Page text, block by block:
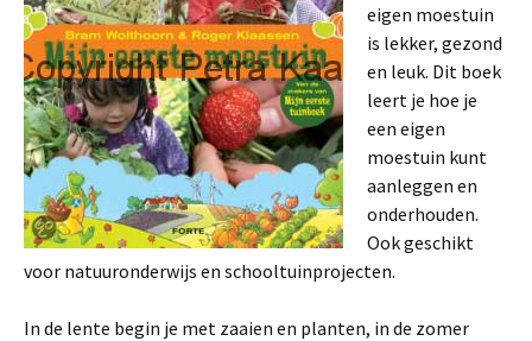
eigen moestuin
is lekker, gezond
en leuk. Dit boek
leert je hoe je
een eigen
moestuin kunt
aanleggen en
onderhouden.
Ook geschikt
voor natuuronderwijs en schooltuinprojecten.
In de lente begin je met zaaien en planten, in de zomer